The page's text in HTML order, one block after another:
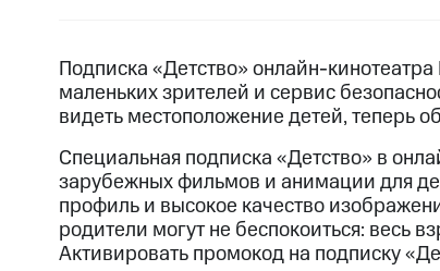
Подписка «Детство» онлайн-
маленьких зрителей и сервис
видеть местоположение детей, теперь
Специальная подписка «Детство» в
зарубежных фильмов и анимации для
профиль и высокое качество
родители могут не беспокоиться: весь
Активировать промокод на подписку